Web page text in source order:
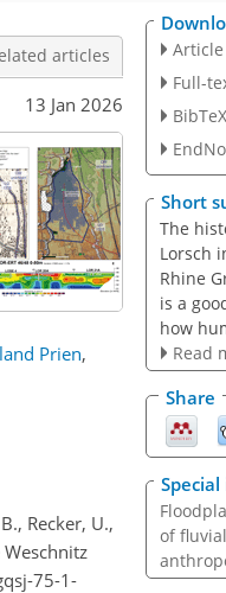
articles
13 Jan 2026
Prien,
Recker, U.,
75-1-
Article
Full-
BibTeX
Short
The
Lorsch
Rhine
is a
how
Read
Share
Special
of fluvial